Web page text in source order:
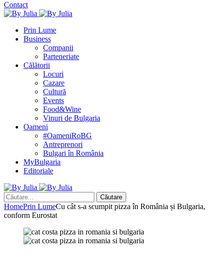
Contact
Prin Lume
Business
Companii
Parteneriate
Călătorii
Locuri
Cazare
Cultură
Events
Food&Wine
Vinuri de Bulgaria
Oameni
#OameniRoBG
Antreprenori
Bulgari în România
MyBulgaria
Editoriale
Căutare
HomePrin LumeCu cât s-a scumpit pizza în România și Bulgaria,
conform Eurostat